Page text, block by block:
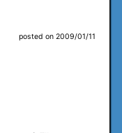
posted on 2009/01/11